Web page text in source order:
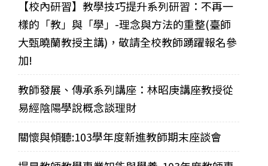
【校內研習】教學技巧提升系列研習：不再一
樣的「教」與「學」-理念與方法的重整(臺師
大甄曉蘭教授主講)，敬請全校教師踴躍報名參
加!
教師發展、傳承系列講座：林昭庚講座教授從
易經陰陽學說概念談理財
關懷與傾聽:103學年度新進教師期末座談會